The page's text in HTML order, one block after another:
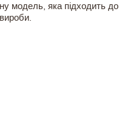
модель, яка підходить до